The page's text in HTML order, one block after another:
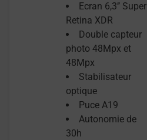
Ecran 6,3’’ Super
Retina XDR
Double capteur
photo 48Mpx et
48Mpx
Stabilisateur
optique
Puce A19
Autonomie de
30h